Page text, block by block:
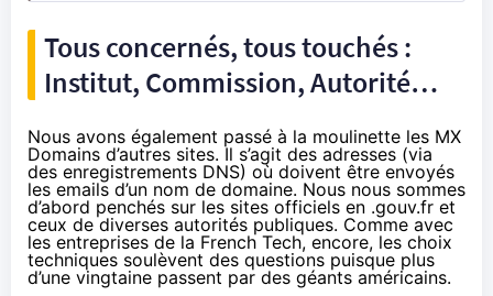
Tous concernés, tous touchés :
Institut, Commission, Autorité…
Nous avons également passé à la moulinette les MX
Domains d’autres sites. Il s’agit des adresses (via
des enregistrements DNS) où doivent être envoyés
les emails d’un nom de domaine. Nous nous sommes
d’abord penchés sur les sites officiels en .gouv.fr et
ceux de diverses autorités publiques. Comme avec
les entreprises de la French Tech, encore, les choix
techniques soulèvent des questions puisque plus
d’une vingtaine passent par des géants américains.